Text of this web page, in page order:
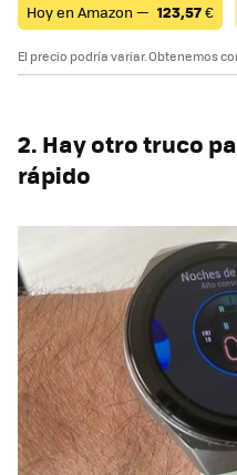
Hoy en Amazon — 123,57€
El precio podría variar. Obtenemos
2. Hay otro truco
rápido